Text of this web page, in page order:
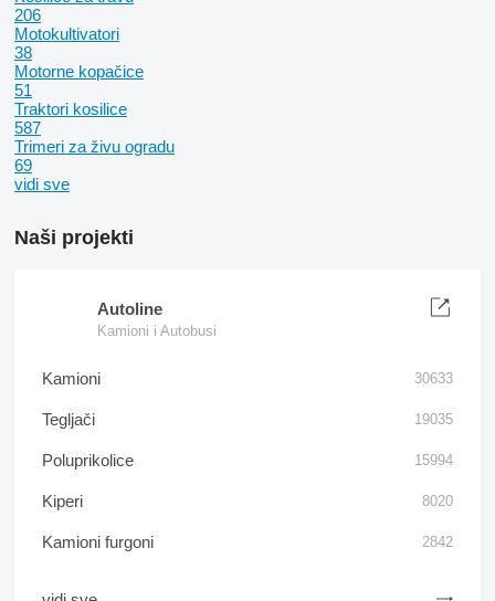
206
Motokultivatori
38
Motorne kopačice
51
Traktori kosilice
587
Trimeri za živu ogradu
69
vidi sve
Naši projekti
Autoline
Kamioni i Autobusi
Kamioni 30633
Tegljači 19035
Poluprikolice 15994
Kiperi 8020
Kamioni furgoni 2842